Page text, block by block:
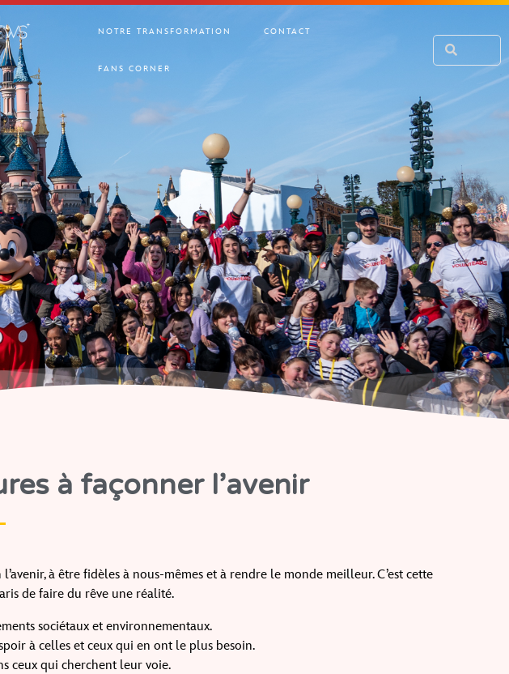
NOTRE TRANSFORMATION CONTACT
FANS CORNER
à façonner l’avenir
à être fidèles à nous-mêmes et à rendre le monde meilleur. C’est cette
de faire du rêve une réalité.
sociétaux et environnementaux.
à celles et ceux qui en ont le plus besoin.
ceux qui cherchent leur voie.